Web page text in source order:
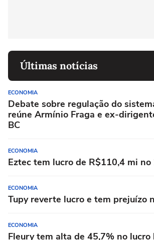
Últimas notícias
ECONOMIA
Debate sobre regulação do
reúne Armínio Fraga e ex-
BC
ECONOMIA
Eztec tem lucro de R$110,4 mi no
ECONOMIA
Tupy reverte lucro e tem prejuízo
ECONOMIA
Fleury tem alta de 45,7% no lucro